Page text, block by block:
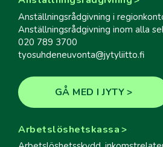
Anställningsrådgivning i
Anställningsrådgivning inom alla
020 789 3700
tyosuhdeneuvonta@jytyliitto.fi
GÅ MED I JYTY
Arbetslöshetskassa